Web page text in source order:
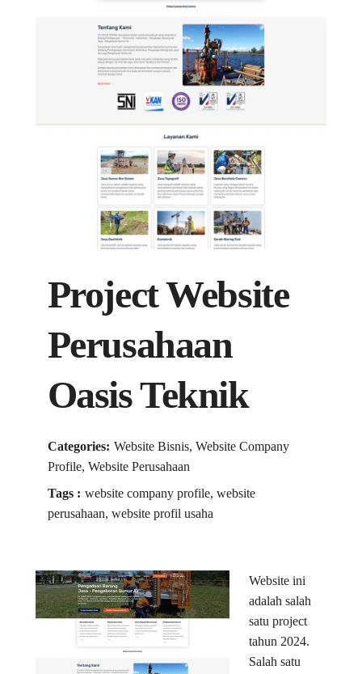
Project Website
Perusahaan
Oasis Teknik
Categories: Website Bisnis, Website Company
Profile, Website Perusahaan
Tags : website company profile, website
perusahaan, website profil usaha
Website ini
adalah salah
satu project
tahun 2024.
Salah satu